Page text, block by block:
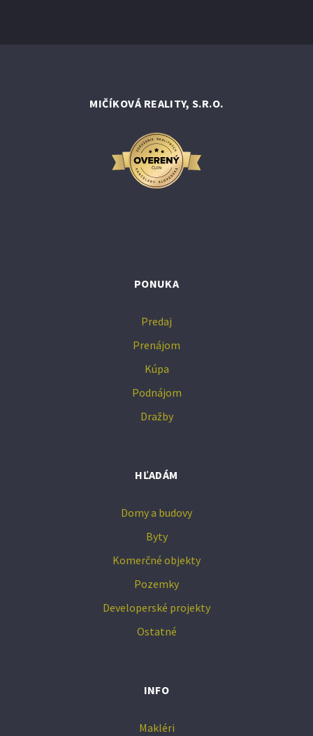
MIČÍKOVÁ REALITY, S.R.O.
PONUKA
Predaj
Prenájom
Kúpa
Podnájom
Dražby
HĽADÁM
Domy a budovy
Byty
Komerčné objekty
Pozemky
Developerské projekty
Ostatné
INFO
Makléri